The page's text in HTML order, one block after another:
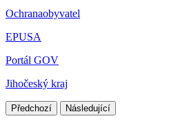
Ochranaobyvatel
EPUSA
Portál GOV
Jihočeský kraj
Předchozí Následující